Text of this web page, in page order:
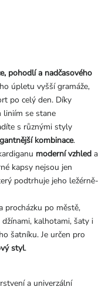
pohodlí a nadčasového
úpletu vyšší gramáže,
po celý den. Díky
liniím se stane
s různými styly
kombinace.
moderní vzhled a
kapsy nejsou jen
podtrhuje jeho ležérně-
procházku po městě,
kalhotami, šaty i
šatníku. Je určen pro
styl.
a univerzální